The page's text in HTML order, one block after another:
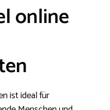
online
ist ideal für